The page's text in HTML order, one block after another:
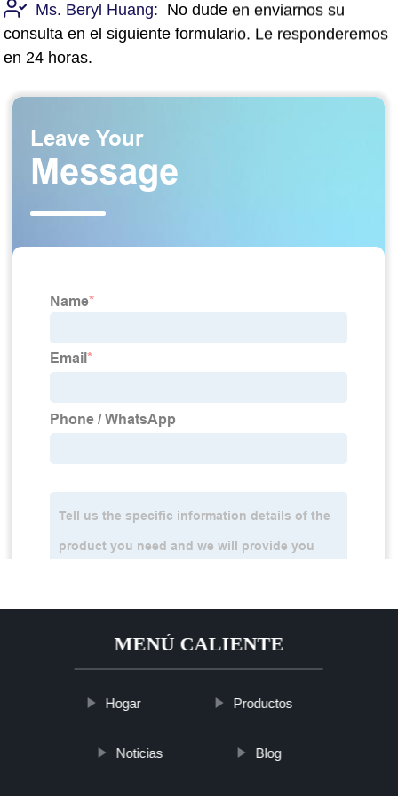
Ms. Beryl Huang: No dude en enviarnos su
consulta en el siguiente formulario. Le responderemos
en 24 horas.
MENÚ CALIENTE
Hogar Productos
Noticias Blog